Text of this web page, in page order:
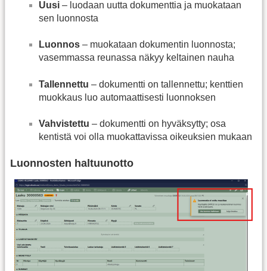
Uusi – luodaan uutta dokumenttia ja muokataan
sen luonnosta
Luonnos – muokataan dokumentin luonnosta;
vasemmassa reunassa näkyy keltainen nauha
Tallennettu – dokumentti on tallennettu; kenttien
muokkaus luo automaattisesti luonnoksen
Vahvistettu – dokumentti on hyväksytty; osa
kentistä voi olla muokattavissa oikeuksien mukaan
Luonnosten haltuunotto